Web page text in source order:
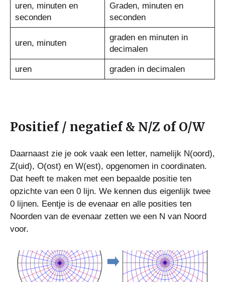
uren, minuten en
seconden
Graden, minuten en
seconden
uren, minuten
graden en minuten in
decimalen
uren graden in decimalen
Positief / negatief & N/Z of O/W
Daarnaast zie je ook vaak een letter, namelijk N(oord),
Z(uid), O(ost) en W(est), opgenomen in coordinaten.
Dat heeft te maken met een bepaalde positie ten
opzichte van een 0 lijn. We kennen dus eigenlijk twee
0 lijnen. Eentje is de evenaar en alle posities ten
Noorden van de evenaar zetten we een N van Noord
voor.